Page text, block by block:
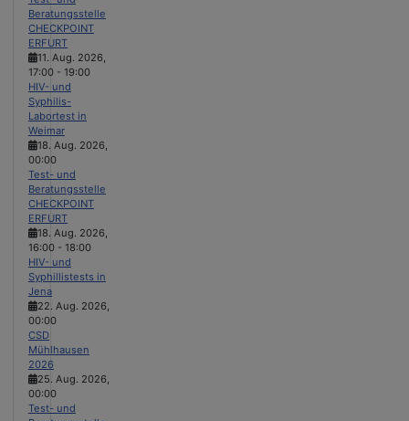
Beratungsstelle
CHECKPOINT
ERFURT
11. Aug. 2026
17:00 - 19:00
HIV- und
Syphilis-
Labortest in
Weimar
18. Aug. 2026
00:00
Test- und
Beratungsstelle
CHECKPOINT
ERFURT
18. Aug. 2026
16:00 - 18:00
HIV- und
Syphillistests in
Jena
22. Aug. 2026
00:00
CSD
Mühlhausen
2026
25. Aug. 2026
00:00
Test- und